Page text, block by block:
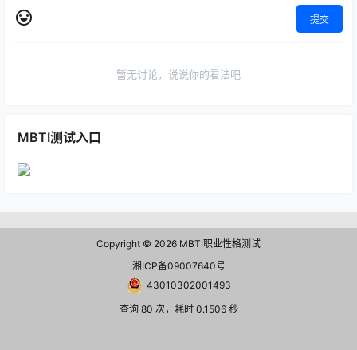
提交
暂无讨论，说说你的看法吧
MBTI测试入口
Copyright © 2026 MBTI职业性格测试
湘ICP备09007640号
43010302001493
查询 80 次，耗时 0.1506 秒